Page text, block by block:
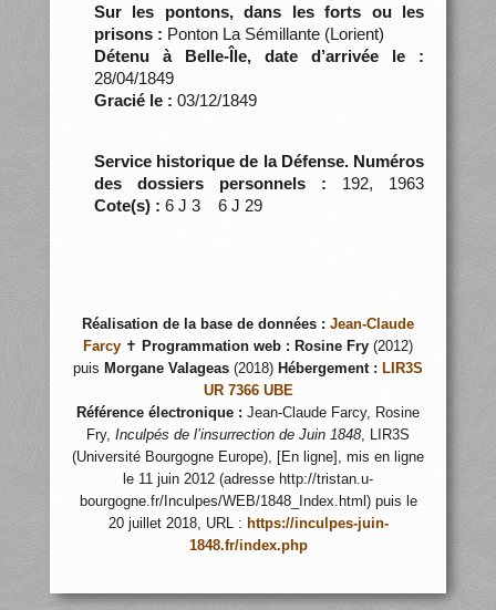
Sur les pontons, dans les forts ou les
prisons : Ponton La Sémillante (Lorient)
Détenu à Belle-Île, date d’arrivée le :
28/04/1849
Gracié le : 03/12/1849
Service historique de la Défense. Numéros
des dossiers personnels : 192, 1963
Cote(s) : 6 J 3 6 J 29
Réalisation de la base de données : Jean-Claude
Farcy ✝ Programmation web : Rosine Fry (2012)
puis Morgane Valageas (2018) Hébergement : LIR3S
UR 7366 UBE
Référence électronique : Jean-Claude Farcy, Rosine
Fry, Inculpés de l’insurrection de Juin 1848, LIR3S
(Université Bourgogne Europe), [En ligne], mis en ligne
le 11 juin 2012 (adresse http://tristan.u-
bourgogne.fr/Inculpes/WEB/1848_Index.html) puis le
20 juillet 2018, URL : https://inculpes-juin-
1848.fr/index.php